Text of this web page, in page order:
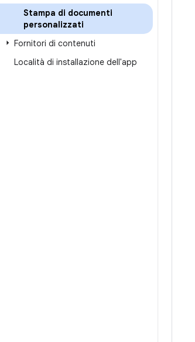
Stampa di documenti
personalizzati
Fornitori di contenuti
Località di installazione dell'app